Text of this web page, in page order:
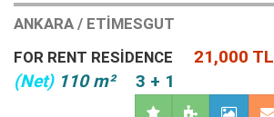
ANKARA / ETIMESGUT
FOR RENT RESIDENCE
21,000 TL
(Net)110 m² 3 + 1